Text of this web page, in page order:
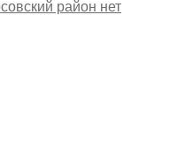
район нет